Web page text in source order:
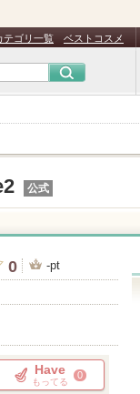
テゴリ一覧 ベストコスメ
公式
0 -pt
Have
もってる
0